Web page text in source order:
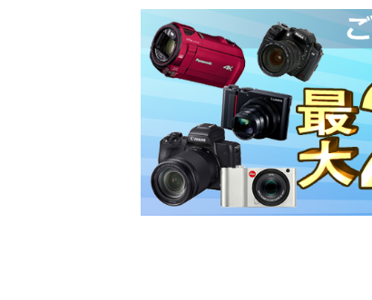
また利用したいと思
30代
男性
査定後の質問にも迅速かつ丁
用したいと思える買取り対応